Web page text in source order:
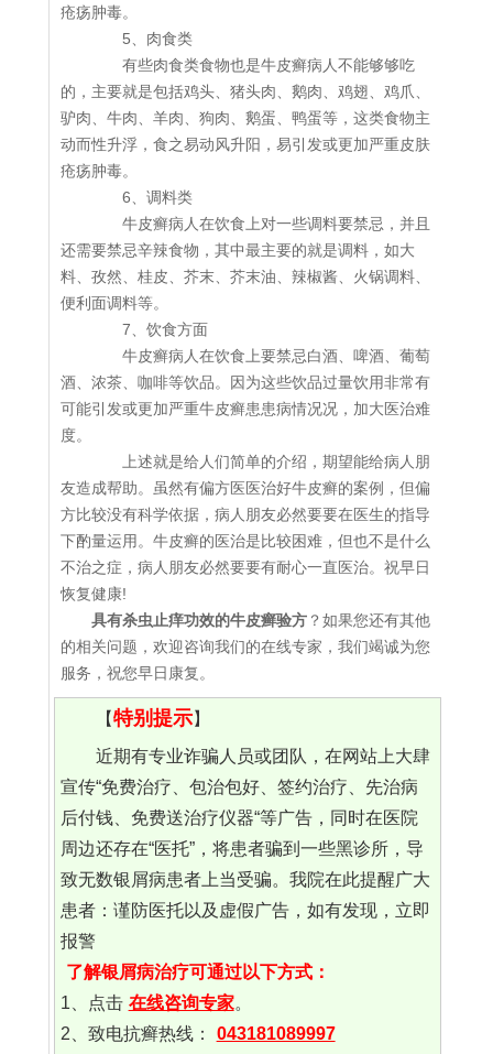
疮疡肿毒。
5、肉食类
有些肉食类食物也是牛皮癣病人不能够够吃
的，主要就是包括鸡头、猪头肉、鹅肉、鸡翅、鸡爪、
驴肉、牛肉、羊肉、狗肉、鹅蛋、鸭蛋等，这类食物主
动而性升浮，食之易动风升阳，易引发或更加严重皮肤
疮疡肿毒。
6、调料类
牛皮癣病人在饮食上对一些调料要禁忌，并且
还需要禁忌辛辣食物，其中最主要的就是调料，如大
料、孜然、桂皮、芥末、芥末油、辣椒酱、火锅调料、
便利面调料等。
7、饮食方面
牛皮癣病人在饮食上要禁忌白酒、啤酒、葡萄
酒、浓茶、咖啡等饮品。因为这些饮品过量饮用非常有
可能引发或更加严重牛皮癣患患病情况况，加大医治难
度。
上述就是给人们简单的介绍，期望能给病人朋
友造成帮助。虽然有偏方医医治好牛皮癣的案例，但偏
方比较没有科学依据，病人朋友必然要要在医生的指导
下酌量运用。牛皮癣的医治是比较困难，但也不是什么
不治之症，病人朋友必然要要有耐心一直医治。祝早日
恢复健康!
具有杀虫止痒功效的牛皮癣验方 ？如果您还有其他
的相关问题，欢迎咨询我们的在线专家，我们竭诚为您
服务，祝您早日康复。
【特别提示】
近期有专业诈骗人员或团队，在网站上大肆
宣传“免费治疗、包治包好、签约治疗、先治病
后付钱、免费送治疗仪器“等广告，同时在医院
周边还存在“医托”，将患者骗到一些黑诊所，导
致无数银屑病患者上当受骗。我院在此提醒广大
患者：谨防医托以及虚假广告，如有发现，立即
报警
了解银屑病治疗可通过以下方式：
1、点击 在线咨询专家。
2、致电抗癣热线：
043181089997